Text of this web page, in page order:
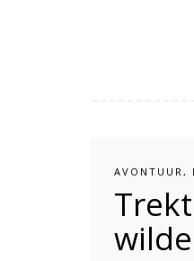
AVONTUUR,